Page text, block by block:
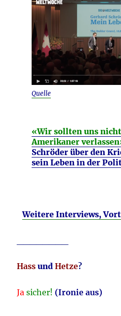
Quelle
«Wir sollten uns
Amerikaner
Schröder über den
sein Leben in der
Weitere Interviews,
Hass undHetze?
Jasicher! (Ironie aus)